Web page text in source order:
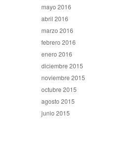
mayo 2016
abril 2016
marzo 2016
febrero 2016
enero 2016
diciembre 2015
noviembre 2015
octubre 2015
agosto 2015
junio 2015